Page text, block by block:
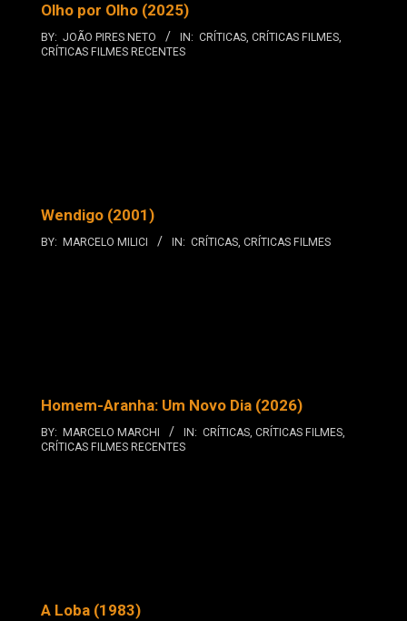
Olho por Olho (2025)
BY: JOÃO PIRES NETO IN: CRÍTICAS, CRÍTICAS FILMES,
CRÍTICAS FILMES RECENTES
Wendigo (2001)
BY: MARCELO MILICI IN: CRÍTICAS, CRÍTICAS FILMES
Homem-Aranha: Um Novo Dia (2026)
BY: MARCELO MARCHI IN: CRÍTICAS, CRÍTICAS FILMES,
CRÍTICAS FILMES RECENTES
A Loba (1983)